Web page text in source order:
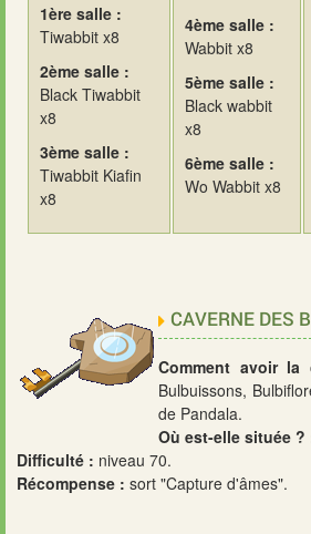
1ère salle :
Tiwabbit x8
2ème salle :
Black Tiwabbit
x8
3ème salle :
Tiwabbit Kiafin
x8
4ème salle :
Wabbit x8
5ème salle :
Black wabbit
x8
6ème salle :
Wo Wabbit x8
CAVERNE DES
Comment avoir
Bulbuissons,
de Pandala.
Où est-elle située ?
Difficulté : niveau 70.
Récompense : sort "Capture d'âmes".